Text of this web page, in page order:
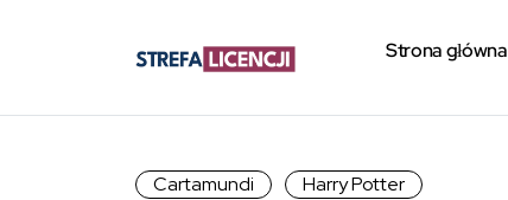
Strona główna
Cartamundi Harry Potter